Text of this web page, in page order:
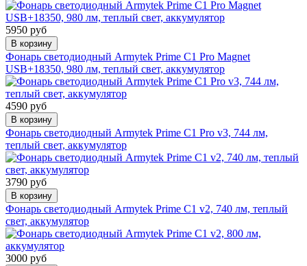
5950 руб
В корзину
Фонарь светодиодный Armytek Prime C1 Pro Magnet
USB+18350, 980 лм, теплый свет, аккумулятор
4590 руб
В корзину
Фонарь светодиодный Armytek Prime C1 Pro v3, 744 лм,
теплый свет, аккумулятор
3790 руб
В корзину
Фонарь светодиодный Armytek Prime C1 v2, 740 лм, теплый
свет, аккумулятор
3000 руб